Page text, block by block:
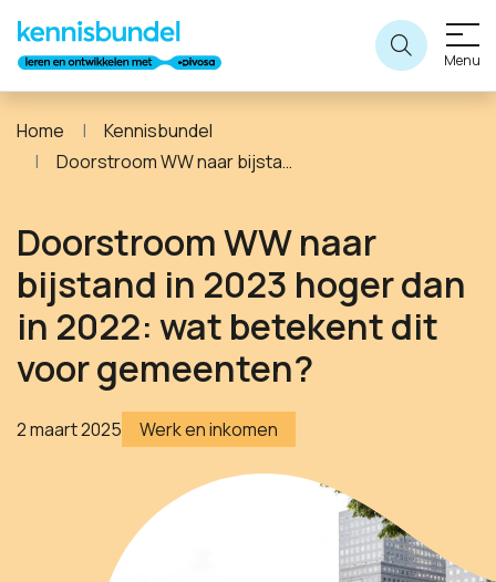
Menu
Home
Kennisbundel
Doorstroom WW naar bijstand in 2023 hoger dan in 2022: wat betekent dit voor gemeenten?
Doorstroom WW naar
bijstand in 2023 hoger dan
in 2022: wat betekent dit
voor gemeenten?
2 maart 2025 Werk en inkomen